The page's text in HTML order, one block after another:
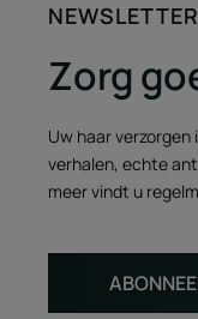
NEWSLETTER
Zorg
Uw haar verzorgen
verhalen, echte
meer vindt u